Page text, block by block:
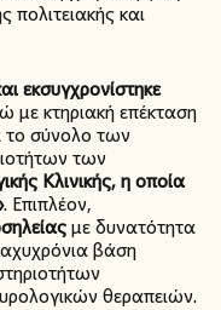
και
εκσυγχρονίστηκε
με κτηριακή επέκταση
το σύνολο των
των
Κλινικής, η οποία
. Επιπλέον,
με δυνατότητα
βάση
θεραπειών.